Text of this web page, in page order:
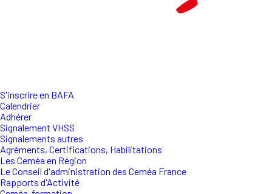
S'inscrire en BAFA
Calendrier
Adhérer
Signalement VHSS
Signalements autres
Agréments, Certifications, Habilitations
Les Ceméa en Région
Le Conseil d'administration des Ceméa France
Rapports d'Activité